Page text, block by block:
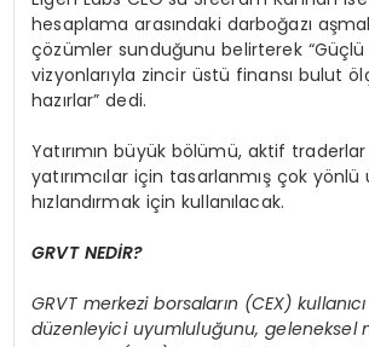
hesaplama arasındaki darboğazı
çözümler sunduğunu belirterek “Güçlü
vizyonlarıyla zincir üstü finansı bulut
hazırlar” dedi.
Yatırımın büyük bölümü, aktif
yatırımcılar için tasarlanmış çok
hızlandırmak için kullanılacak.
GRVT NEDİR?
GRVT merkezi borsaların (CEX)
düzenleyici uyumluluğunu, geleneksel